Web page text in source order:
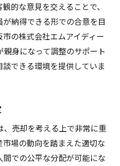
的な意見を交えることで、
納得できる形での合意を目
の株式会社エムアイディー
身になって調整のサポート
できる環境を提供していま
売却を考える上で非常に重
場の動向を踏まえた適切な
での公平な分配が可能にな